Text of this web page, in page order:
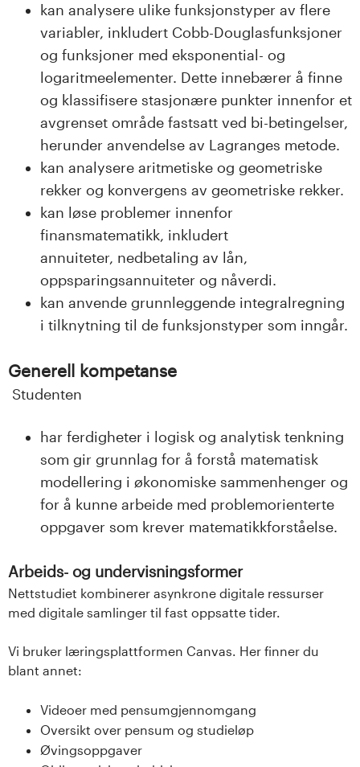
kan analysere ulike funksjonstyper av flere
variabler, inkludert Cobb-Douglasfunksjoner
og funksjoner med eksponential- og
logaritmeelementer. Dette innebærer å finne
og klassifisere stasjonære punkter innenfor et
avgrenset område fastsatt ved bi-betingelser,
herunder anvendelse av Lagranges metode.
kan analysere aritmetiske og geometriske
rekker og konvergens av geometriske rekker.
kan løse problemer innenfor
finansmatematikk, inkludert
annuiteter, nedbetaling av lån,
oppsparingsannuiteter og nåverdi.
kan anvende grunnleggende integralregning
i tilknytning til de funksjonstyper som inngår.
Generell kompetanse
Studenten
har ferdigheter i logisk og analytisk tenkning
som gir grunnlag for å forstå matematisk
modellering i økonomiske sammenhenger og
for å kunne arbeide med problemorienterte
oppgaver som krever matematikkforståelse.
Arbeids- og undervisningsformer
Nettstudiet kombinerer asynkrone digitale ressurser
med digitale samlinger til fast oppsatte tider.
Vi bruker læringsplattformen Canvas. Her finner du
blant annet:
Videoer med pensumgjennomgang
Oversikt over pensum og studieløp
Øvingsoppgaver